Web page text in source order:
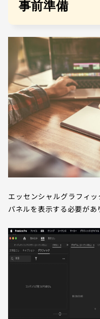
事前準備
エッセンシャルグラフィ
パネルを表示する必要があ